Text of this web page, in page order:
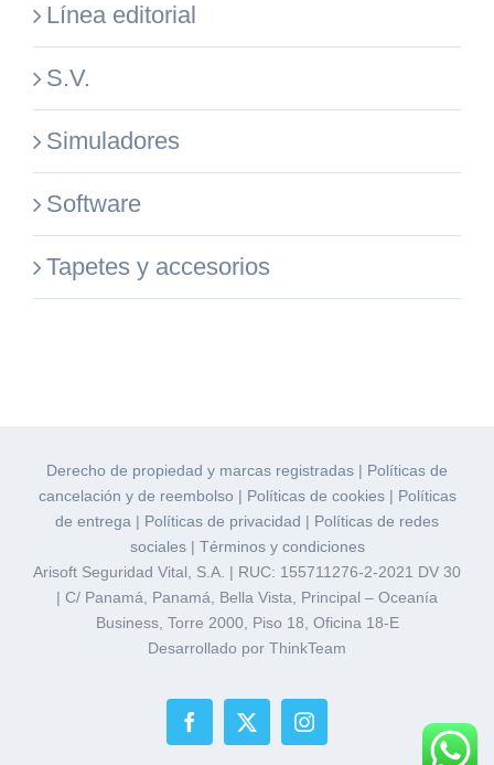
Línea editorial
S.V.
Simuladores
Software
Tapetes y accesorios
Derecho de propiedad y marcas registradas | Políticas de
cancelación y de reembolso | Políticas de cookies| Políticas
de entrega | Políticas de privacidad | Políticas de redes
sociales| Términos y condiciones
Arisoft Seguridad Vital, S.A. | RUC: 155711276-2-2021 DV 30
| C/ Panamá, Panamá, Bella Vista, Principal – Oceanía
Business, Torre 2000, Piso 18, Oficina 18-E
Desarrollado por ThinkTeam